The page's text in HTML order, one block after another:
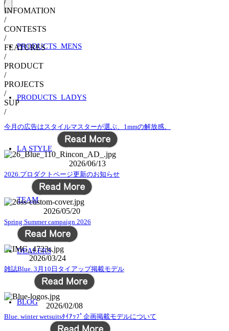
PRODUCTS_MENS
PRODUCTS_LADYS
LA STYLE
TEAM
DEALERS
BLOG
INFOMATION
/
CONTESTS
/
FEATURES
/
PRODUCT
/
PROJECTS
/
SUP
/
今月の広告はスタイルマスターが選ぶ、1mmの解放感。
2026/06/13
2026.プロダクトページ更新のお知らせ
2026/05/20
Spring Summer campaign 2026
2026/03/24
雑誌Blue. 3月10日タイアップ掲載モデル
2026/02/08
Blue. winter wetsuitsﾀｲｱｯﾌﾟ企画掲載モデルについて